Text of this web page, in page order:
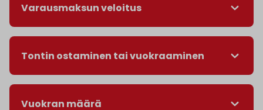
Varausmaksun veloitus
Tontin ostaminen tai vuokraaminen
Vuokran määrä